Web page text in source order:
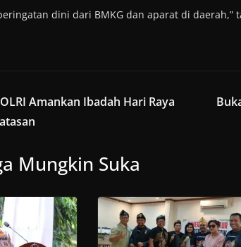
dini dari BMKG dan aparat di daerah,”
Amankan Ibadah Hari Raya
Mungkin Suka